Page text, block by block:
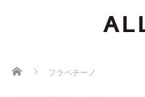
ホーム フラペチーノ